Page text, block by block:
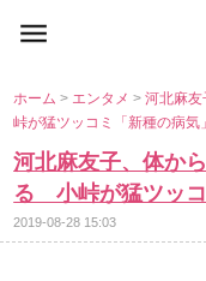
ホーム> エンタメ>河北麻
峠が猛ツッコミ「新種の病
河北麻友子、体か
る 小峠が猛ツッコ
2019-08-28 15:03